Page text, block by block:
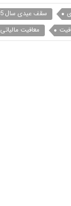
سقف عیدی سال 95
معافیت مالیاتی